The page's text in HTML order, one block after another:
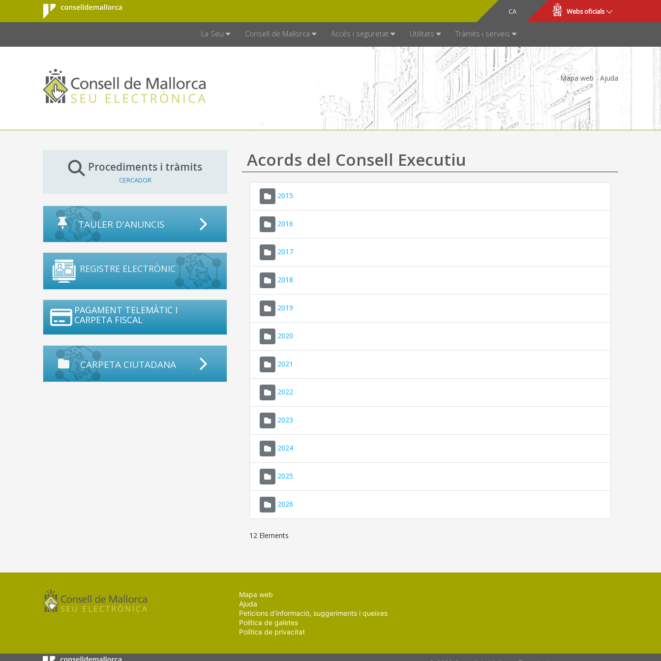
Salta al contingut principal
Consell de
Mallorca
CA
ES Webs oficials
La Seu Consell de Mallorca Accés i seguretat Utilitats Tràmits i serveis
Mapa web Ajuda
Procediments i tràmits
CERCADOR
TAULER D'ANUNCIS
REGISTRE ELECTRÒNIC
PAGAMENT TELEMÀTIC I
CARPETA FISCAL
CARPETA CIUTADANA
Acords del Consell Executiu
2015
2016
2017
2018
2019
2020
2021
2022
2023
2024
2025
2026
12 Elements
Mapa web
Ajuda
Peticions d'informació, suggeriments i queixes
Política de galetes
Política de privacitat